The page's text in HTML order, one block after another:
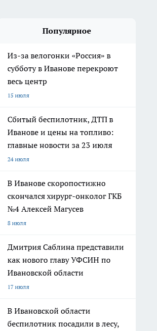
Популярное
Из-за велогонки «Россия» в
субботу в Иванове перекроют
весь центр
15 июля
Сбитый беспилотник, ДТП в
Иванове и цены на топливо:
главные новости за 23 июля
24 июля
В Иванове скоропостижно
скончался хирург-онколог ГКБ
№4 Алексей Магусев
8 июля
Дмитрия Саблина представили
как нового главу УФСИН по
Ивановской области
17 июля
В Ивановской области
беспилотник посадили в лесу,